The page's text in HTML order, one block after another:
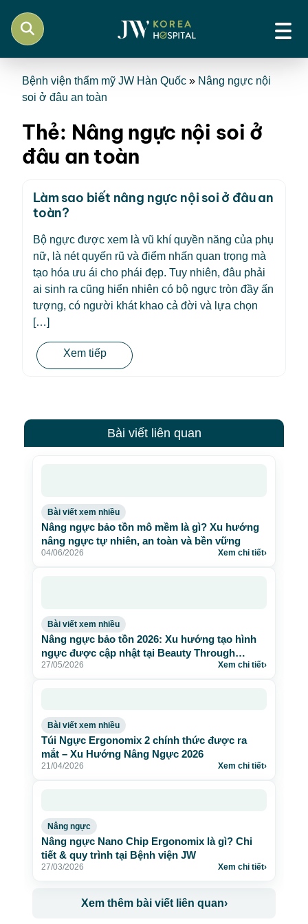
Bệnh viện thẩm mỹ JW Hàn Quốc » Nâng ngực nội
soi ở đâu an toàn
Thẻ: Nâng ngực nội soi ở
đâu an toàn
Làm sao biết nâng ngực nội soi ở đâu an
toàn?
Bộ ngực được xem là vũ khí quyền năng của phụ
nữ, là nét quyến rũ và điểm nhấn quan trọng mà
tạo hóa ưu ái cho phái đẹp. Tuy nhiên, đâu phải
ai sinh ra cũng hiển nhiên có bộ ngực tròn đầy ấn
tượng, có người khát khao cả đời và lựa chọn
[…]
Xem tiếp
Bài viết liên quan
Bài viết xem nhiều
Nâng ngực bảo tồn mô mềm là gì? Xu hướng
nâng ngực tự nhiên, an toàn và bền vững
04/06/2026 Xem chi tiết›
Bài viết xem nhiều
Nâng ngực bảo tồn 2026: Xu hướng tạo hình
ngực được cập nhật tại Beauty Through
Science
27/05/2026 Xem chi tiết›
Bài viết xem nhiều
Túi Ngực Ergonomix 2 chính thức được ra
mắt – Xu Hướng Nâng Ngực 2026
21/04/2026 Xem chi tiết›
Nâng ngực
Nâng ngực Nano Chip Ergonomix là gì? Chi
tiết & quy trình tại Bệnh viện JW
27/03/2026 Xem chi tiết›
Xem thêm bài viết liên quan›